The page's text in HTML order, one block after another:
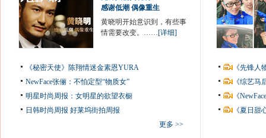
感谢低潮 偶像重生
黄晓明开始意识到，有些事
情需要改变。……[详细]
《秘密天使》陈翔情迷金素恩YURA
NewFace张俪：不怕定型“物质女”
明星时尚周报：女明星的欲望衣橱
日韩时尚周报 好莱坞街拍周报
更多 >>
《先锋
《综艺
《
《夏日